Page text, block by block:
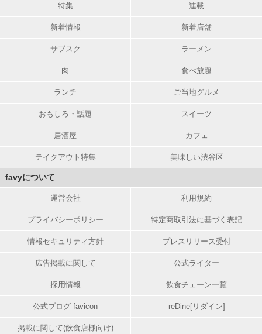
特集 連載
新着情報 新着店舗
サブスク ラーメン
肉 食べ放題
ランチ ご当地グルメ
おもしろ・話題 スイーツ
居酒屋 カフェ
テイクアウト特集 美味しい渋谷区
favyについて
運営会社 利用規約
プライバシーポリシー 特定商取引法に基づく表記
情報セキュリティ方針 プレスリリース受付
広告掲載に関して 公式ライター
採用情報 飲食チェーン一覧
公式ブログ favicon reDine[リダイン]
掲載に関して(飲食店様向け)